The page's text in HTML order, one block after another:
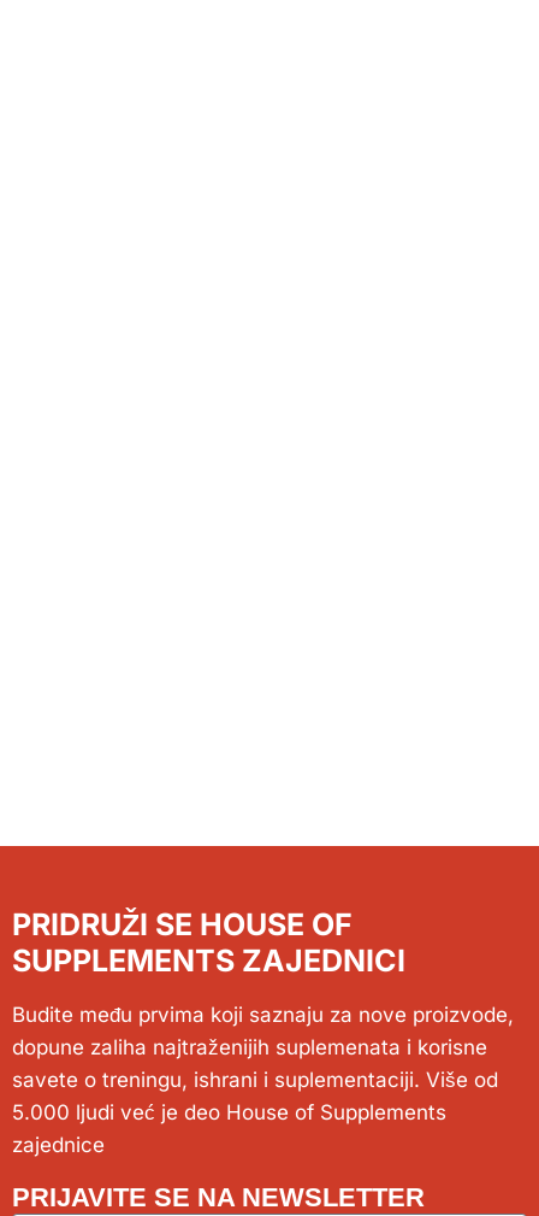
PRIDRUŽI SE HOUSE OF
SUPPLEMENTS ZAJEDNICI
Budite među prvima koji saznaju za nove proizvode,
dopune zaliha najtraženijih suplemenata i korisne
savete o treningu, ishrani i suplementaciji. Više od
5.000 ljudi već je deo House of Supplements
zajednice
PRIJAVITE SE NA NEWSLETTER